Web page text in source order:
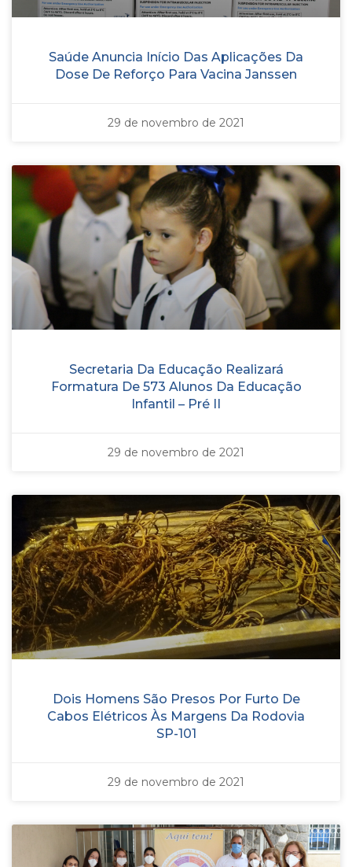
Saúde Anuncia Início Das Aplicações Da
Dose De Reforço Para Vacina Janssen
29 de novembro de 2021
Secretaria Da Educação Realizará
Formatura De 573 Alunos Da Educação
Infantil – Pré II
29 de novembro de 2021
Dois Homens São Presos Por Furto De
Cabos Elétricos Às Margens Da Rodovia
SP-101
29 de novembro de 2021